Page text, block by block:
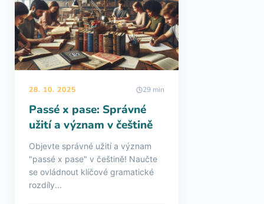
28. 10. 2025 29 min
Passé x pase: Správné
užití a význam v češtině
Objevte správné užití a význam
"passé x pase" v češtině! Naučte
se ovládnout klíčové gramatické
rozdíly...